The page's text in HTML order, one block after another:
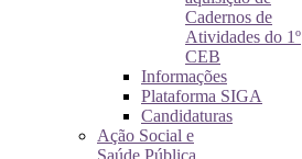
Cadernos de
Atividades do 1º
CEB
Informações
Plataforma SIGA
Candidaturas
Ação Social e
Saúde Pública